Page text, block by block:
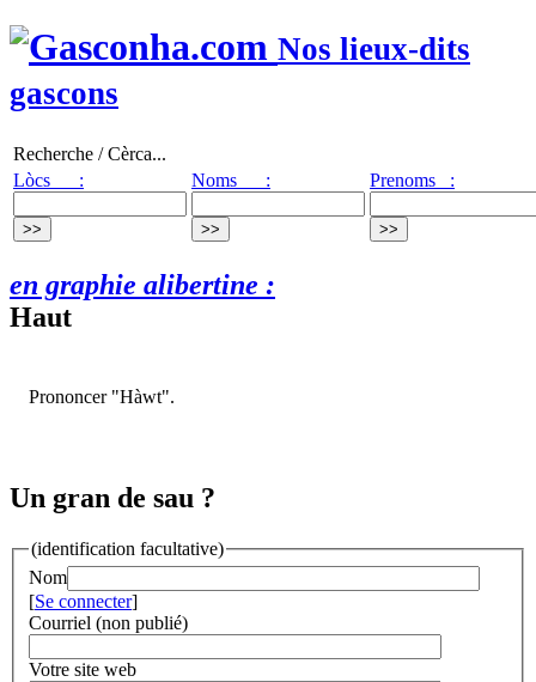
Nos lieux-dits
gascons
Recherche / Cèrca...
Lòcs :
Noms : Prenoms :
en graphie alibertine :
Haut
Prononcer "Hàwt".
Un gran de sau ?
(identification facultative)
Nom
[Se connecter]
Courriel (non publié)
Votre site web